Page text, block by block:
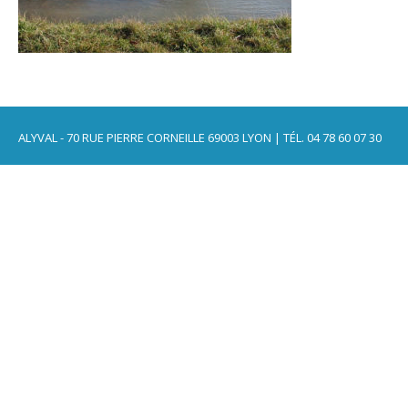
ALYVAL - 70 RUE PIERRE CORNEILLE 69003 LYON | TÉL. 04 78 60 07 30